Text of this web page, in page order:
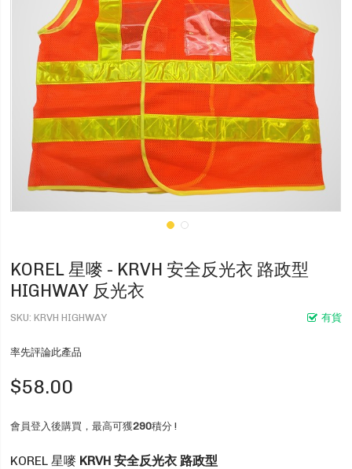
KOREL 星嘜 - KRVH 安全反光衣 路政型
HIGHWAY 反光衣
有貨
SKU KRVH HIGHWAY
率先評論此產品
$58.00
會員登入後購買，最高可獲290積分 !
KOREL 星嘜 KRVH 安全反光衣 路政型